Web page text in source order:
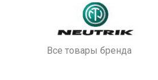
Все товары бренда